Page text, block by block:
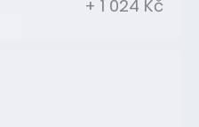
+ 1 024 Kč